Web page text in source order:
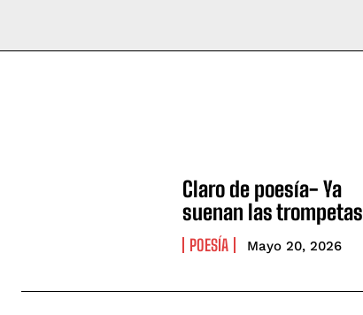
Claro de poesía- Ya
suenan las trompetas
POESÍA Mayo 20, 2026